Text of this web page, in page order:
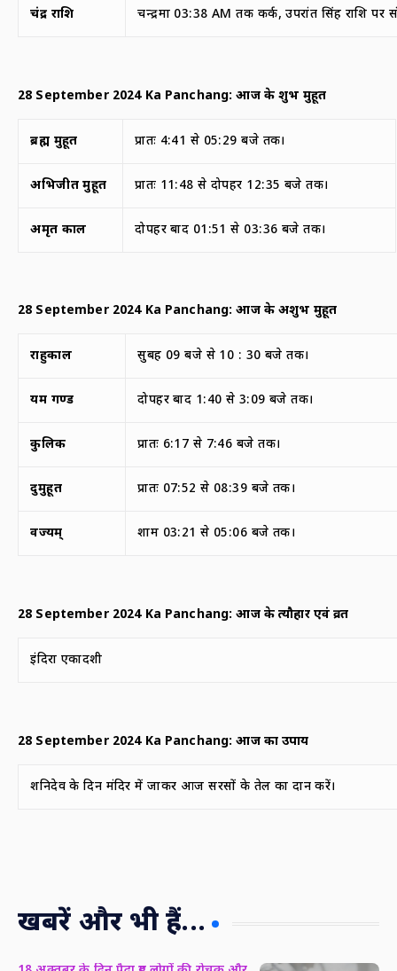
चंद्र राशि चन्द्रमा 03:38 AM तक कर्क, उपरांत सिंह राशि पर
28 September 2024 Ka Panchang: आज के शुभ मुहूर्त
ब्रह्म मुहूर्त प्रातः 4:41 से 05:29 बजे तक।
अभिजीत मुहूर्त प्रातः 11:48 से दोपहर 12:35 बजे तक।
अमृत काल दोपहर बाद 01:51 से 03:36 बजे तक।
28 September 2024 Ka Panchang: आज के अशुभ मुहूर्त
राहुकाल सुबह 09 बजे से 10 : 30 बजे तक।
यम गण्ड दोपहर बाद 1:40 से 3:09 बजे तक।
कुलिक प्रातः 6:17 से 7:46 बजे तक।
दुर्मुहूर्त प्रातः 07:52 से 08:39 बजे तक।
वर्ज्यम् शाम 03:21 से 05:06 बजे तक।
28 September 2024 Ka Panchang:आज के त्यौहार एवं व्रत
इंदिरा एकादशी
28 September 2024 Ka Panchang:आज का उपाय
शनिदेव के दिन मंदिर में जाकर आज सरसों के तेल का दान करें।
खबरें और भी हैं...